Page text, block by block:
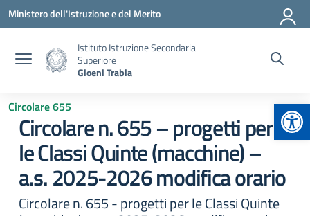
Vai ai contenuti
Vai al menu di navigazione
Vai al footer
Ministero dell'Istruzione e del Merito
Istituto Istruzione Secondaria
Superiore
Gioeni Trabia
Circolare 655
Circolare n. 655 – progetti per
le Classi Quinte (macchine) –
a.s. 2025-2026 modifica orario
Circolare n. 655 - progetti per le Classi Quinte